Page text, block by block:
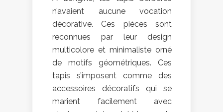
n’avaient aucune vocation
décorative. Ces pièces sont
reconnues par leur design
multicolore et minimaliste orné
de motifs géométriques. Ces
tapis s’imposent comme des
accessoires décoratifs qui se
marient facilement avec